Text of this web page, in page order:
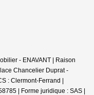
- ENAVANT | Raison
Chancelier Duprat -
: Clermont-Ferrand |
| Forme juridique : SAS |